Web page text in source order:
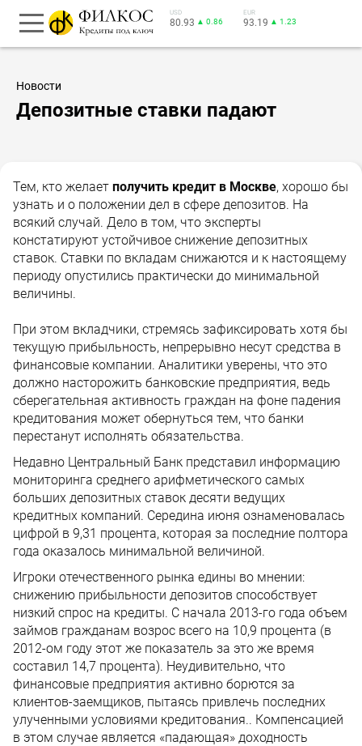
USD
80.93 ▲ 0.86
EUR
93.19 ▲ 1.23
Новости
Депозитные ставки падают
Тем, кто желает получить кредит в Москве, хорошо бы
узнать и о положении дел в сфере депозитов. На
всякий случай. Дело в том, что эксперты
констатируют устойчивое снижение депозитных
ставок. Ставки по вкладам снижаются и к настоящему
периоду опустились практически до минимальной
величины.
При этом вкладчики, стремясь зафиксировать хотя бы
текущую прибыльность, непрерывно несут средства в
финансовые компании. Аналитики уверены, что это
должно насторожить банковские предприятия, ведь
сберегательная активность граждан на фоне падения
кредитования может обернуться тем, что банки
перестанут исполнять обязательства.
Недавно Центральный Банк представил информацию
мониторинга среднего арифметического самых
больших депозитных ставок десяти ведущих
кредитных компаний. Середина июня ознаменовалась
цифрой в 9,31 процента, которая за последние полтора
года оказалось минимальной величиной.
Игроки отечественного рынка едины во мнении:
снижению прибыльности депозитов способствует
низкий спрос на кредиты. С начала 2013-го года объем
займов гражданам возрос всего на 10,9 процента (в
2012-ом году этот же показатель за это же время
составил 14,7 процента). Неудивительно, что
финансовые предприятия активно борются за
клиентов-заемщиков, пытаясь привлечь последних
улученными условиями кредитования.. Компенсацией
в этом случае является «падающая» доходность